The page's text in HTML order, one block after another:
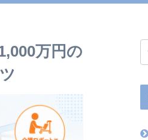
万円の